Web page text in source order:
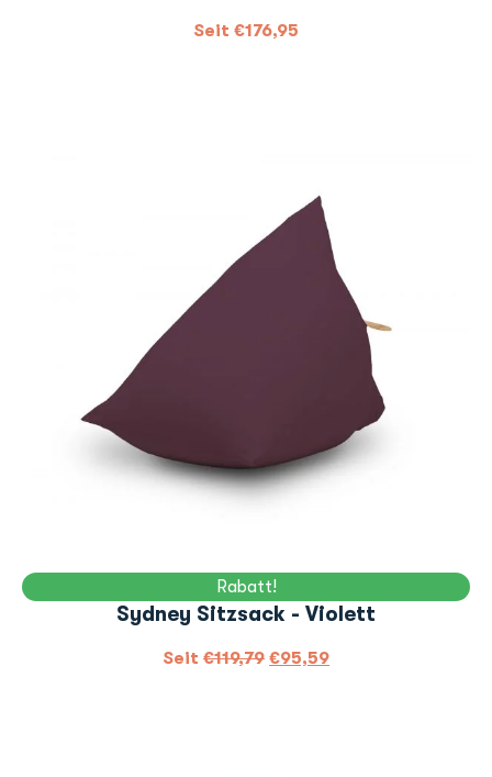
Seit €176,95
Rabatt!
Sydney Sitzsack - Violett
Seit €119,79 €95,59